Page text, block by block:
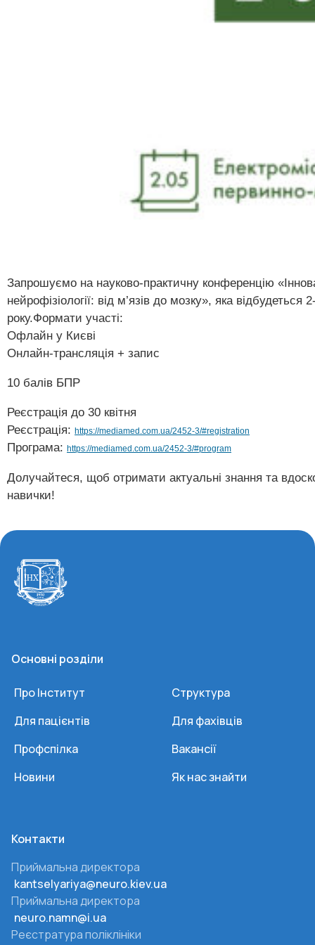
Запрошуємо на науково-практичну конференцію
нейрофізіології: від м’язів до мозку», яка відбудеться
року.Формати участі:
Офлайн у Києві
Онлайн-трансляція + запис
10 балів БПР
Реєстрація до 30 квітня
Реєстрація: https://mediamed.com.ua/2452-3/#registration
Програма: https://mediamed.com.ua/2452-3/#program
Долучайтеся, щоб отримати актуальні знання та
навички!
Основні розділи
Про Інститут
Структура
Для пацієнтів
Для фахівців
Профспілка
Вакансії
Новини
Як нас знайти
Контакти
Приймальна директора
kantselyariya@neuro.kiev.ua
Приймальна директора
neuro.namn@i.ua
Реєстратура поліклініки